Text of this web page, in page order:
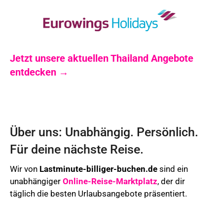
Jetzt unsere aktuellen Thailand Angebote
entdecken →
Über uns: Unabhängig. Persönlich.
Für deine nächste Reise.
Wir von Lastminute-billiger-buchen.de sind ein
unabhängiger Online-Reise-Marktplatz, der dir
täglich die besten Urlaubsangebote präsentiert.